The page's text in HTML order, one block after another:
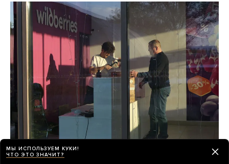
Wildberries потеряла как минимум 100
МЫ ИСПОЛЬЗУЕМ КУКИ!
ЧТО ЭТО ЗНАЧИТ?